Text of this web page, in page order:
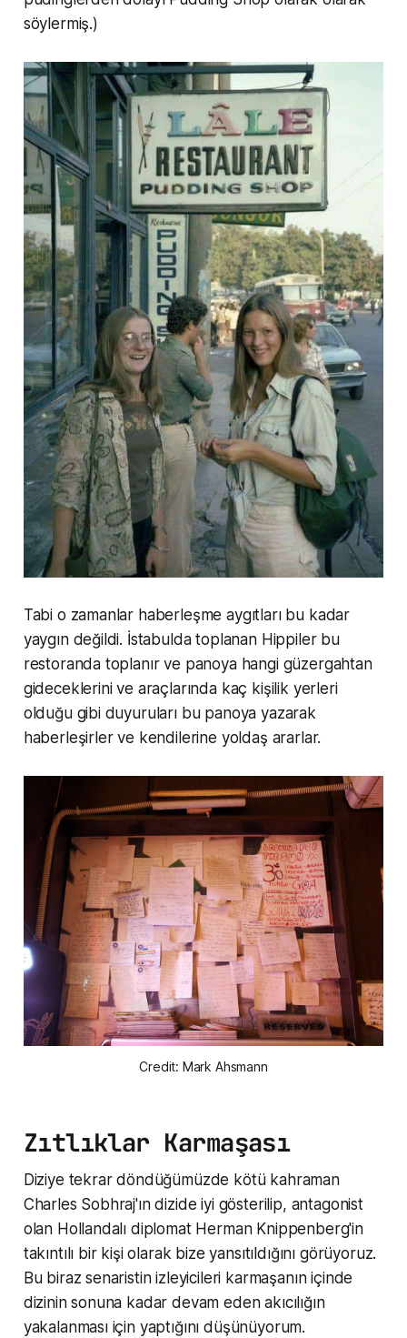
söylermiş.)
Tabi o zamanlar haberleşme aygıtları bu kadar
yaygın değildi. İstabulda toplanan Hippiler bu
restoranda toplanır ve panoya hangi güzergahtan
gideceklerini ve araçlarında kaç kişilik yerleri
olduğu gibi duyuruları bu panoya yazarak
haberleşirler ve kendilerine yoldaş ararlar.
Credit: Mark Ahsmann
Zıtlıklar Karmaşası
Diziye tekrar döndüğümüzde kötü kahraman
Charles Sobhraj'ın dizide iyi gösterilip, antagonist
olan Hollandalı diplomat Herman Knippenberg'in
takıntılı bir kişi olarak bize yansıtıldığını görüyoruz.
Bu biraz senaristin izleyicileri karmaşanın içinde
dizinin sonuna kadar devam eden akıcılığın
yakalanması için yaptığını düşünüyorum.